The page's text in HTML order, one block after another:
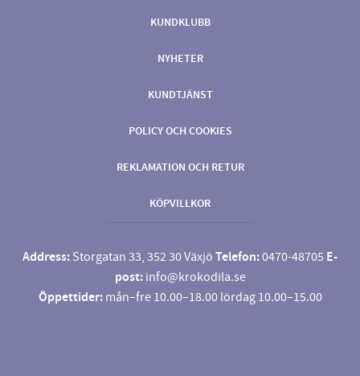
KUNDKLUBB
NYHETER
KUNDTJÄNST
POLICY OCH COOKIES
REKLAMATION OCH RETUR
KÖPVILLKOR
Address: Storgatan 33, 352 30 Växjö Telefon:0470-48705 E-
post: info@krokodila.se
Öppettider:mån–fre 10.00–18.00 lördag 10.00–15.00